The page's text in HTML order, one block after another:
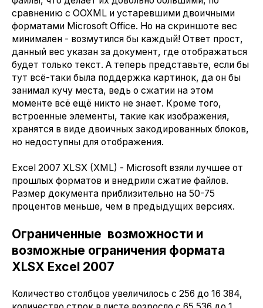
сравнению с OOXML и устаревшими двоичными
форматами Microsoft Office. Но на скриншоте вес
минимален - возмутился бы каждый! Ответ прост,
данный вес указан за документ, где отображаться
будет только текст. А теперь представьте, если бы
тут всё-таки была поддержка картинок, да он бы
занимал кучу места, ведь о сжатии на этом
моменте всё ещё никто не знает. Кроме того,
встроенные элементы, такие как изображения,
хранятся в виде двоичных закодированных блоков,
но недоступны для отображения.
Excel 2007 XLSX (XML) - Microsoft взяли лучшее от
прошлых форматов и внедрили сжатие файлов.
Размер документа приблизительно на 50-75
процентов меньше, чем в предыдущих версиях.
Ограниченные возможности и
возможные ограничения формата
XLSX Excel 2007
Количество столбцов увеличилось с 256 до 16 384,